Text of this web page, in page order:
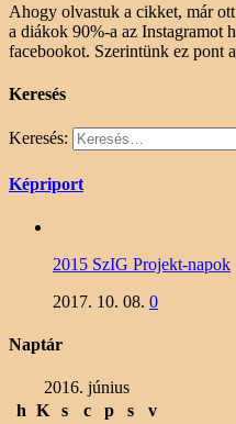
Ahogy olvastuk a cikket, már
a diákok 90%-a az Instagramot
facebookot. Szerintünk ez pont
Keresés
Keresés:
Képriport
2015 SzIG Projekt-napok
2017. 10. 08. 0
Naptár
2016. június
h K s c p s
v